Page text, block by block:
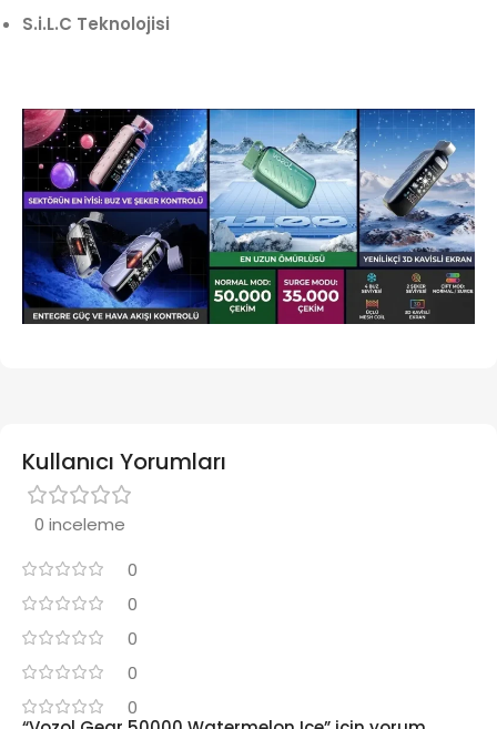
S.i.L.C Teknolojisi
Kullanıcı Yorumları
0 inceleme
0
0
0
0
0